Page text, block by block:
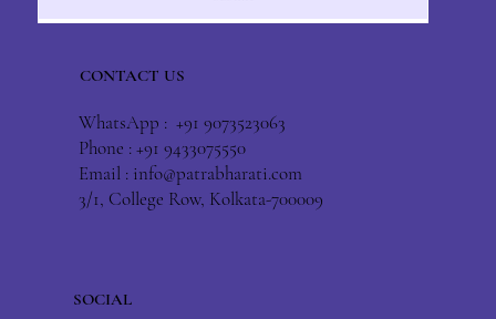
CONTACT US
WhatsApp : +91 9073523063
Phone : +91 9433075550
Email : info@patrabharati.com
3/1, College Row, Kolkata-700009
SOCIAL